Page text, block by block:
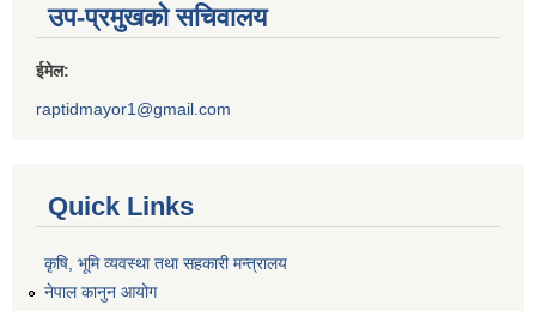
उप-प्रमुखको सचिवालय
ईमेल:
raptidmayor1@gmail.com
Quick Links
कृषि, भूमि व्यवस्था तथा सहकारी मन्त्रालय
नेपाल कानुन आयोग